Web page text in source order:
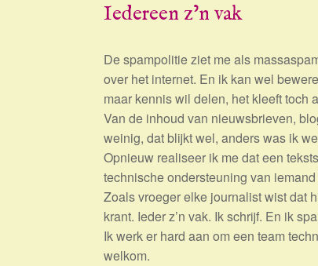
Iedereen z’n vak
De spampolitie ziet me als
over het internet. En ik kan wel
maar kennis wil delen, het kleeft toch
Van de inhoud van nieuwsbrieven,
weinig, dat blijkt wel, anders was ik
Opnieuw realiseer ik me dat een
technische ondersteuning van
Zoals vroeger elke journalist wist dat
krant. Ieder z’n vak. Ik schrijf. En ik
Ik werk er hard aan om een team
welkom.